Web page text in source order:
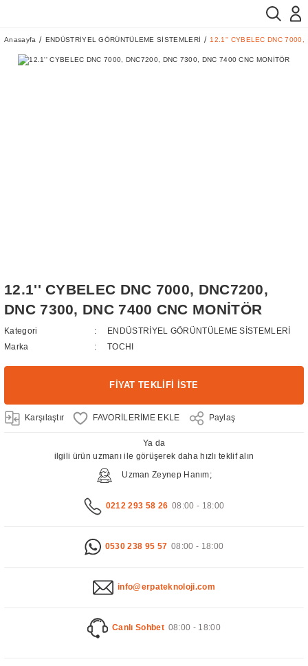
Anasayfa ENDÜSTRİYEL GÖRÜNTÜLEME SİSTEMLERİ 12.1'' CYBELEC DNC 7000,
12.1'' CYBELEC DNC 7000, DNC7200,
DNC 7300, DNC 7400 CNC MONİTÖR
Kategori
ENDÜSTRİYEL GÖRÜNTÜLEME SİSTEMLERİ
Marka
TOCHI
FİYAT TEKLİFİ İSTE
Karşılaştır Paylaş
Ya da
ilgili ürün uzmanı ile görüşerek daha hızlı teklif alın
Uzman Zeynep Hanım;
0212 293 58 26 08:00 - 18:00
0530 238 95 57 08:00 - 18:00
info@erpateknoloji.com
Canlı Sohbet 08:00 - 18:00